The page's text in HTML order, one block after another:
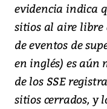
evidencia indica
sitios al aire libre
de eventos de
en inglés) es aún
de los SSE
sitios cerrados, y